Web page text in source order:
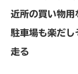
近所の買い物用
駐車場も楽だし
走る